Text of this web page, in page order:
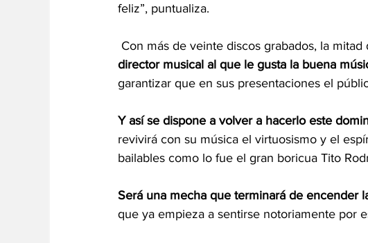
feliz”, puntualiza.
Con más de veinte discos grabados, la mitad
director musical al que le gusta la buena
garantizar que en sus presentaciones el
Y así se dispone a volver a hacerlo este
revivirá con su música el virtuosismo y el
bailables como lo fue el gran boricua Tito
Será una mecha que terminará de encender
que ya empieza a sentirse notoriamente por